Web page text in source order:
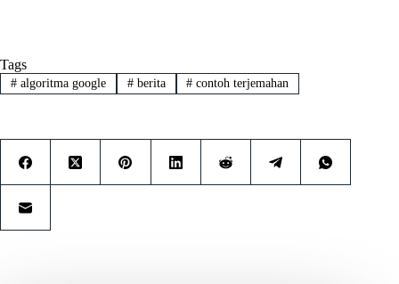
Tags
#algoritma google #berita # contoh terjemahan